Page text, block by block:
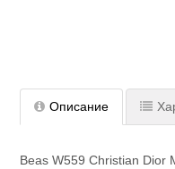
Описание
Beas W559 Christian Dior